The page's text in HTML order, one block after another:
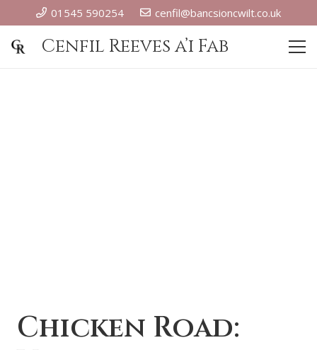
01545 590254 cenfil@bancsioncwilt.co.uk
Cenfil Reeves a’i Fab
Chicken Road: